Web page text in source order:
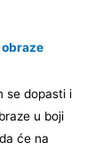
obraze
se dopasti i
u boji
će na